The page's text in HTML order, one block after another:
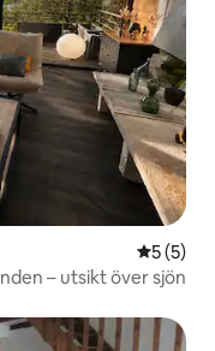
5 av 5 i
5 (5)
– utsikt över sjön